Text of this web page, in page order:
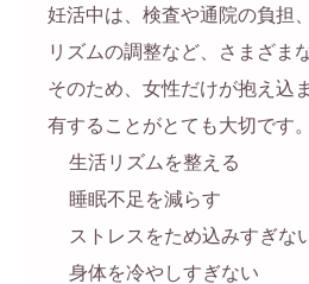
妊活中は、検査や通院の負担
リズムの調整など、さまざま
そのため、女性だけが抱え込
有することがとても大切です。
生活リズムを整える
睡眠不足を減らす
ストレスをため込みすぎな
身体を冷やしすぎない